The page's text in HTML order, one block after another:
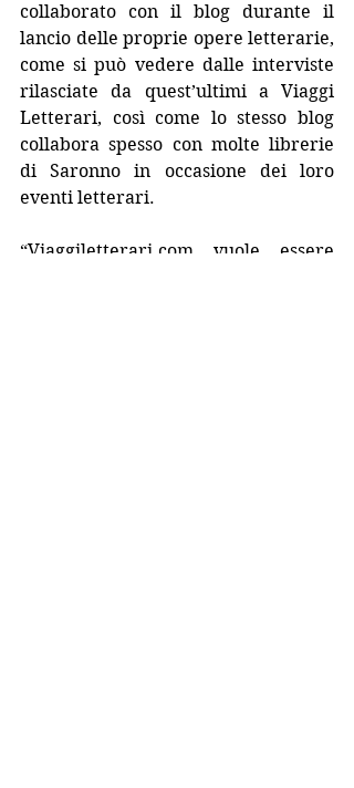
collaborato con il blog durante il
lancio delle proprie opere letterarie,
come si può vedere dalle interviste
rilasciate da quest’ultimi a Viaggi
Letterari, così come lo stesso blog
collabora spesso con molte librerie
di Saronno in occasione dei loro
eventi letterari.
“Viaggiletterari.com vuole essere